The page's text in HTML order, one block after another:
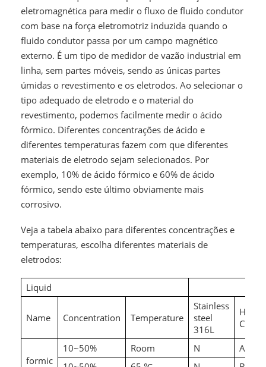
eletromagnética para medir o fluxo de fluido condutor
com base na força eletromotriz induzida quando o
fluido condutor passa por um campo magnético
externo. É um tipo de medidor de vazão industrial em
linha, sem partes móveis, sendo as únicas partes
úmidas o revestimento e os eletrodos. Ao selecionar o
tipo adequado de eletrodo e o material do
revestimento, podemos facilmente medir o ácido
fórmico. Diferentes concentrações de ácido e
diferentes temperaturas fazem com que diferentes
materiais de eletrodo sejam selecionados. Por
exemplo, 10% de ácido fórmico e 60% de ácido
fórmico, sendo este último obviamente mais
corrosivo.
Veja a tabela abaixo para diferentes concentrações e
temperaturas, escolha diferentes materiais de
eletrodos:
Liquid
Name Concentration Temperature
Stainless
steel
316L
C
formic
10~50% Room N
A